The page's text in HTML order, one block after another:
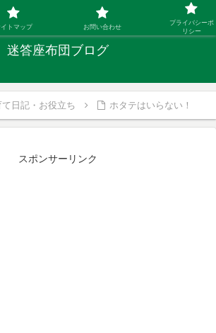
」40代シングルファザーの子育て迷答
迷答座布団ブログ
て日記・お役立ち ホタテはいらない！
スポンサーリンク
トマップ お問い合わせ
プライバシーポ
リシー